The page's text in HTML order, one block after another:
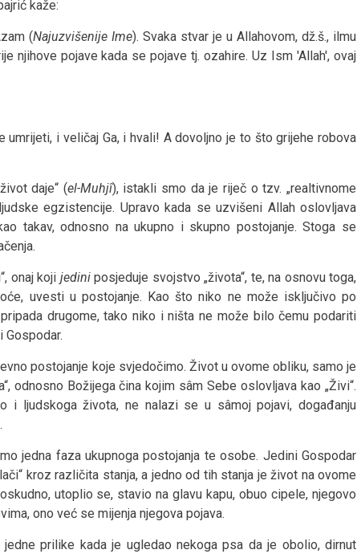
kaže:
(Najuzvišenije Ime). Svaka stvar je u Allahovom, dž.š., ilmu
njihove pojave kada se pojave tj. ozahire. Uz Ism 'Allah', ovaj
umrijeti, i veličaj Ga, i hvali! A dovoljno je to što grijehe robova
daje“ (el-Muhjî), istakli smo da je riječ o tzv. „realtivnome
egzistencije. Upravo kada se uzvišeni Allah oslovljava
takav, odnosno na ukupno i skupno postojanje. Stoga se
onaj koji jediniposjeduje svojstvo „života“, te, na osnovu toga,
uvesti u postojanje. Kao što niko ne može isključivo po
drugome, tako niko i ništa ne može bilo čemu podariti
postojanje koje svjedočimo. Život u ovome obliku, samo je
odnosno Božijega čina kojim sâm Sebe oslovljava kao „Živi“.
i ljudskoga života, ne nalazi se u sâmoj pojavi, događanju
jedna faza ukupnoga postojanja te osobe. Jedini Gospodar
kroz različita stanja, a jedno od tih stanja je život na ovome
utoplio se, stavio na glavu kapu, obuo cipele, njegovo
ono već se mijenja njegova pojava.
prilike kada je ugledao nekoga psa da je obolio, dirnut